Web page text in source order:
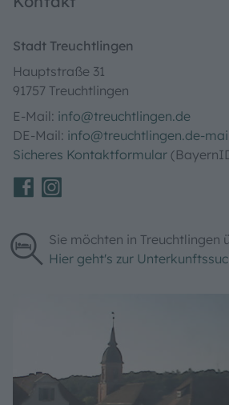
Stadt Treuchtlingen
Hauptstraße 31
91757 Treuchtlingen
E-Mail: info@treuchtlingen.de
DE-Mail: info@treuchtlingen.de-
Sicheres Kontaktformular
Sie möchten in Treuchtlingen
Hier geht's zur